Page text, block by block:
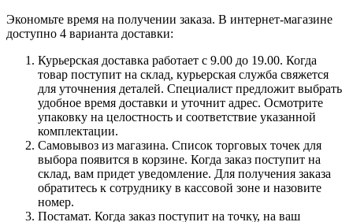
Экономьте время на получении заказа. В интернет-магазине
доступно 4 варианта доставки:
Курьерская доставка работает с 9.00 до 19.00. Когда
товар поступит на склад, курьерская служба свяжется
для уточнения деталей. Специалист предложит выбрать
удобное время доставки и уточнит адрес. Осмотрите
упаковку на целостность и соответствие указанной
комплектации.
Самовывоз из магазина. Список торговых точек для
выбора появится в корзине. Когда заказ поступит на
склад, вам придет уведомление. Для получения заказа
обратитесь к сотруднику в кассовой зоне и назовите
номер.
Постамат. Когда заказ поступит на точку, на ваш